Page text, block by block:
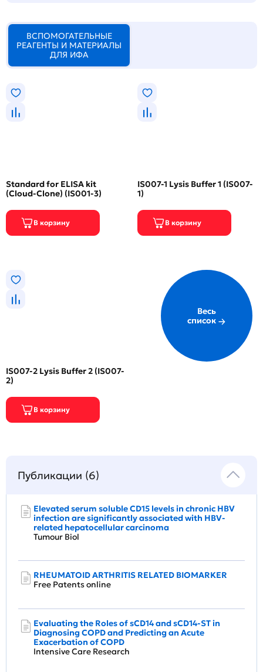
ВСПОМОГАТЕЛЬНЫЕ
РЕАГЕНТЫ И МАТЕРИАЛЫ
ДЛЯ ИФА
Standard for ELISA kit
(Cloud-Clone) (IS001-3)
IS007-1 Lysis Buffer 1 (IS007-
1)
IS007-2 Lysis Buffer 2 (IS007-
2)
Весь
список
Публикации (6)
Elevated serum soluble CD15 levels in chronic HBV
infection are significantly associated with HBV-
related hepatocellular carcinoma
Tumour Biol
RHEUMATOID ARTHRITIS RELATED BIOMARKER
Free Patents online
Evaluating the Roles of sCD14 and sCD14-ST in
Diagnosing COPD and Predicting an Acute
Exacerbation of COPD
Intensive Care Research